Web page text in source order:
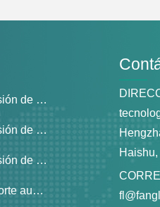
Línea de extrusión de tubos de pared sólida
Línea de extrusión de tubos de pared estructurada
Línea de extrusión de tubos de uso especial
Equipo de soporte auxiliar